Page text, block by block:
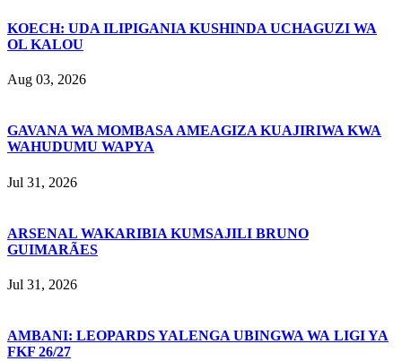
KOECH: UDA ILIPIGANIA KUSHINDA UCHAGUZI WA
OL KALOU
Aug 03, 2026
GAVANA WA MOMBASA AMEAGIZA KUAJIRIWA KWA
WAHUDUMU WAPYA
Jul 31, 2026
ARSENAL WAKARIBIA KUMSAJILI BRUNO
GUIMARÃES
Jul 31, 2026
AMBANI: LEOPARDS YALENGA UBINGWA WA LIGI YA
FKF 26/27